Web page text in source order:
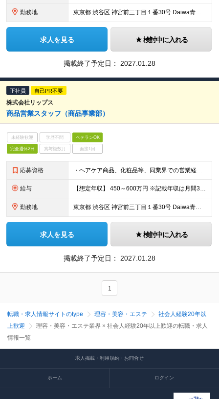
勤務地 東京都 渋谷区 神宮前三丁目１番30号 Daiwa青山ビル２F ※変更範囲：現時点において他に拠点はなく具体的な予定はありませんが、 将来業容拡大時において異動を命じる可能性はあります。
求人を見る 検討中に入れる
掲載終了予定日： 2027.01.28
正社員 自己PR不要
株式会社リップス
商品営業スタッフ（商品事業部）
未経験歓迎 学歴不問 ベテランOK
完全週休2日 賞与複数月 面接1回
応募資格 ・ヘアケア商品、化粧品等、同業界での営業経験３年以上 ・ドラッグストア、バラエティショップを配荷先とする卸売、小売への営業経験のある方 ・一般的なＰＣスキル
給与 【想定年収】 450～600万円 ※記載年収は月間30hの固定残業代を含む（固定残業代超過分は別途支給） ※試用期間3ヶ月
勤務地 東京都 渋谷区 神宮前三丁目１番30号 Daiwa青山ビル２F ※変更範囲：現時点において他に拠点はなく具体的な予定はありませんが、 将来業容拡大時において異動を命じる可能性はあります。
求人を見る 検討中に入れる
掲載終了予定日： 2027.01.28
1
転職・求人情報サイトのtype 理容・美容・エステ
社会人経験20年以
上歓迎
理容・美容・エステ業界 × 社会人経験20年以上歓迎の転職・求人
情報一覧
求人掲載・利用規約・お問合せ
ホーム ログイン